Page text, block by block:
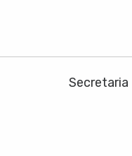
Secretaria